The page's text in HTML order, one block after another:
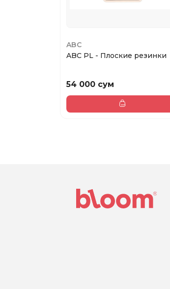
ABC
ABC PL - Плоские резинки
54 000 сум